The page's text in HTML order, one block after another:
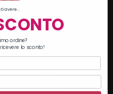
GRIFFE
avere...
ordine?
lo sconto!